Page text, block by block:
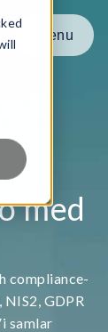
Menu
Menu
med
compliance-
GDPR
samlar